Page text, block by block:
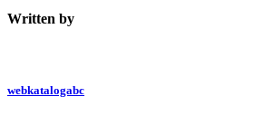
Written by
webkatalogabc